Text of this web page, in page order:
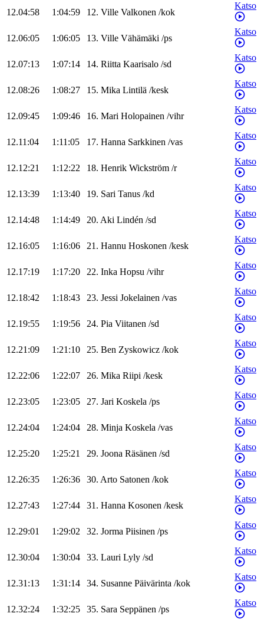
12.04:58 1:04:59 12. Ville Valkonen /kok
Katso
12.06:05 1:06:05 13. Ville Vähämäki /ps
Katso
12.07:13 1:07:14 14. Riitta Kaarisalo /sd
Katso
12.08:26 1:08:27 15. Mika Lintilä /kesk
Katso
12.09:45 1:09:46 16. Mari Holopainen /vihr
Katso
12.11:04 1:11:05 17. Hanna Sarkkinen /vas
Katso
12.12:21 1:12:22 18. Henrik Wickström /r
Katso
12.13:39 1:13:40 19. Sari Tanus /kd
Katso
12.14:48 1:14:49 20. Aki Lindén /sd
Katso
12.16:05 1:16:06 21. Hannu Hoskonen /kesk
Katso
12.17:19 1:17:20 22. Inka Hopsu /vihr
Katso
12.18:42 1:18:43 23. Jessi Jokelainen /vas
Katso
12.19:55 1:19:56 24. Pia Viitanen /sd
Katso
12.21:09 1:21:10 25. Ben Zyskowicz /kok
Katso
12.22:06 1:22:07 26. Mika Riipi /kesk
Katso
12.23:05 1:23:05 27. Jari Koskela /ps
Katso
12.24:04 1:24:04 28. Minja Koskela /vas
Katso
12.25:20 1:25:21 29. Joona Räsänen /sd
Katso
12.26:35 1:26:36 30. Arto Satonen /kok
Katso
12.27:43 1:27:44 31. Hanna Kosonen /kesk
Katso
12.29:01 1:29:02 32. Jorma Piisinen /ps
Katso
12.30:04 1:30:04 33. Lauri Lyly /sd
Katso
12.31:13 1:31:14 34. Susanne Päivärinta /kok
Katso
12.32:24 1:32:25 35. Sara Seppänen /ps
Katso